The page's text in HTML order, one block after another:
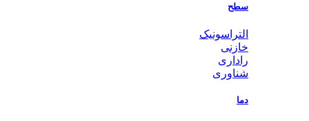
سطح
التراسونیک
خازنی
راداری
شناوری
دما